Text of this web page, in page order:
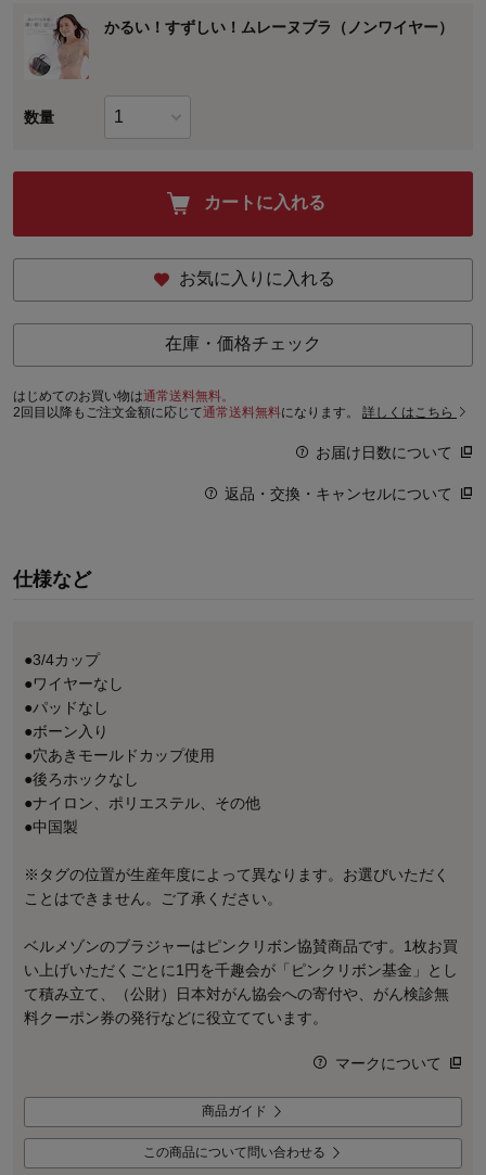
かるい！すずしい！ムレーヌブラ（ノンワイヤー）
数量
カートに入れる
お気に入りに入れる
在庫・価格チェック
はじめてのお買い物は通常送料無料。
2回目以降もご注文金額に応じて通常送料無料になります。 詳しくはこちら
お届け日数について
返品・交換・キャンセルについて
仕様など
●3/4カップ
●ワイヤーなし
●パッドなし
●ボーン入り
●穴あきモールドカップ使用
●後ろホックなし
●ナイロン、ポリエステル、その他
●中国製
※タグの位置が生産年度によって異なります。お選びいただく
ことはできません。ご了承ください。
ベルメゾンのブラジャーはピンクリボン協賛商品です。1枚お買
い上げいただくごとに1円を千趣会が「ピンクリボン基金」とし
て積み立て、（公財）日本対がん協会への寄付や、がん検診無
料クーポン券の発行などに役立てています。
マークについて
商品ガイド
この商品について問い合わせる